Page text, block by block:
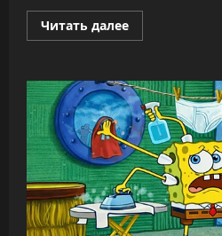
Читать далееПрочитать
больше
знает,
что
делать»:
CEO
OpenAI
заявил,
что
ИИ
переписывает
правила
капитализма